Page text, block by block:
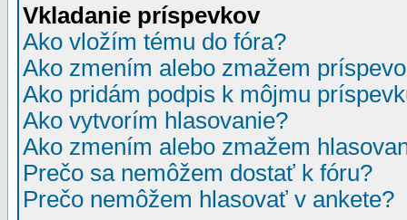
Vkladanie príspevkov
Ako vložím tému do fóra?
Ako zmením alebo zmažem
Ako pridám podpis k môjmu
Ako vytvorím hlasovanie?
Ako zmením alebo zmažem
Prečo sa nemôžem dostať k fóru?
Prečo nemôžem hlasovať v ankete?